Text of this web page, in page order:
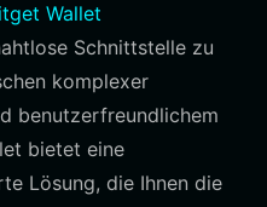
Wallet
Schnittstelle zu
komplexer
benutzerfreundlichem
bietet eine
Lösung, die Ihnen die